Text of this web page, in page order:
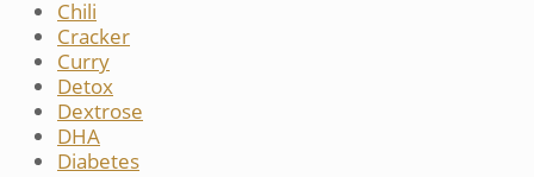
Chili
Cracker
Curry
Detox
Dextrose
DHA
Diabetes